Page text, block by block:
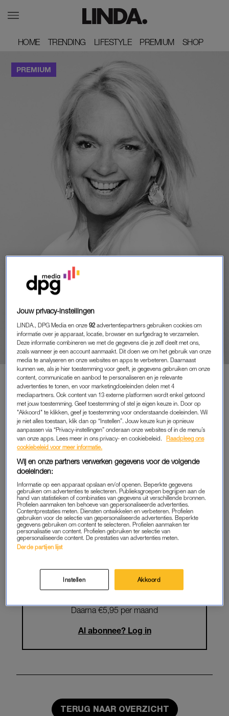
HOME
HOME TRENDING
TRENDING LIFESTYLE
LIFESTYLE PREMIUM
PREMIUM SHOP
SHOP
‘SOLO VROUWEN FLOREREN
VAKER DAN SOLO MANNEN’
door Karin Swerink
PREMIUM
LEES VERDER MET
PREMIUM
Krijg onbeperkt toegang tot alle
Lees LINDA.magazine online
Geniet van te gekke winacties en
lekkere puzzels
Maandelijks opzegbaar
START GRATIS MAAND
Daarna €5,95 per maand
Al abonnee? Log in
TERUG NAAR OVERZICHT
Jouw privacy-instellingen
LINDA., DPG Media en onze92 advertentiepartners gebruiken cookies om
informatie over je apparaat, locatie, browser en surfgedrag te verzamelen.
Deze informatie combineren we met de gegevens die je zelf deelt met ons,
zoals wanneer je een account aanmaakt. Dit doen we om het gebruik van onze
media te analyseren en onze websites en apps te verbeteren. Daarnaast
kunnen we, als je hier toestemming voor geeft, je gegevens gebruiken om onze
content, communicatie en aanbod te personaliseren en je relevante
advertenties te tonen, en voor marketingdoeleinden delen met 4
mediapartners. Ook content van 13 externe platformen wordt enkel getoond
met jouw toestemming. Geef toestemming of stel je eigen keuze in. Door op
"Akkoord" te klikken, geef je toestemming voor onderstaande doeleinden. Wil
je niet alles toestaan, klik dan op “Instellen”. Jouw keuze kun je opnieuw
aanpassen via “Privacy-instellingen” onderaan onze websites of in de menu’s
van onze apps. Lees meer in ons privacy- en cookiebeleid.
Raadpleeg ons
cookiebeleid voor meer informatie.
Wij en onze partners verwerken gegevens voor de volgende
doeleinden:
Informatie op een apparaat opslaan en/of openen. Beperkte gegevens
gebruiken om advertenties te selecteren. Publieksgroepen begrijpen aan de
hand van statistieken of combinaties van gegevens uit verschillende bronnen.
Profielen aanmaken ten behoeve van gepersonaliseerde advertenties.
Contentprestaties meten. Diensten ontwikkelen en verbeteren. Profielen
gebruiken voor de selectie van gepersonaliseerde advertenties. Beperkte
gegevens gebruiken om content te selecteren. Profielen aanmaken ter
personalisatie van content. Profielen gebruiken ter selectie van
gepersonaliseerde content. De prestaties van advertenties meten.
Derde partijen lijst
Instellen Akkoord